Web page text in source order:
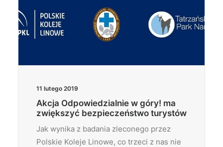
11 lutego 2019
Akcja Odpowiedzialnie w góry! ma
zwiększyć bezpieczeństwo turystów
Jak wynika z badania zleconego przez
Polskie Koleje Linowe, co trzeci z nas nie